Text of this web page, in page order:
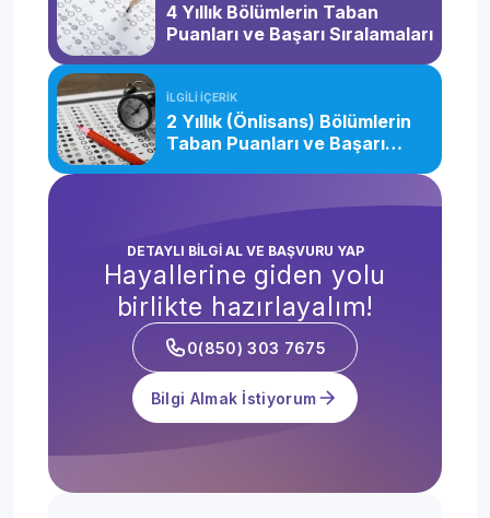
4 Yıllık Bölümlerin Taban
Puanları ve Başarı Sıralamaları
İLGİLİ İÇERİK
2 Yıllık (Önlisans) Bölümlerin
Taban Puanları ve Başarı
DETAYLI BİLGİ AL VE BAŞVURU YAP
Hayallerine giden yolu
birlikte hazırlayalım!
0(850) 303 7675
Bilgi Almak İstiyorum